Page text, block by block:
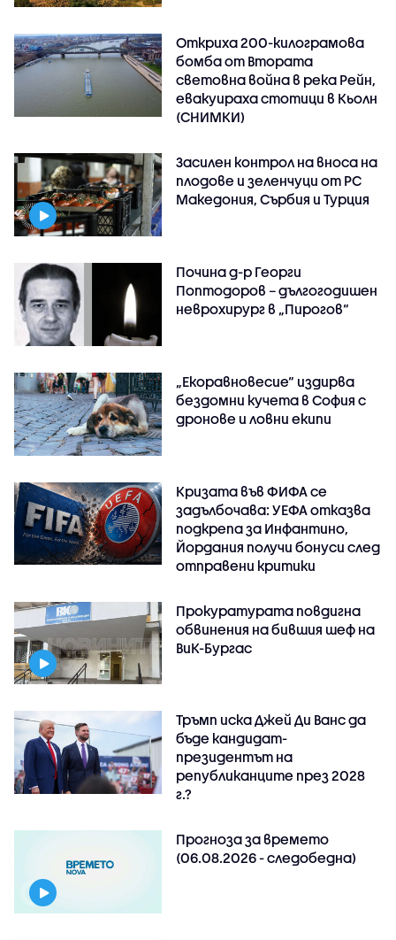
Откриха 200-килограмова
бомба от Втората
световна война в река Рейн,
евакуираха стотици в Кьолн
(СНИМКИ)
Засилен контрол на вноса на
плодове и зеленчуци от РС
Македония, Сърбия и Турция
Почина д-р Георги
Поптодоров – дългогодишен
неврохирург в „Пирогов“
„Екоравновесие“ издирва
бездомни кучета в София с
дронове и ловни екипи
Кризата във ФИФА се
задълбочава: УЕФА отказва
подкрепа за Инфантино,
Йордания получи бонуси след
отправени критики
Прокуратурата повдигна
обвинения на бившия шеф на
ВиК-Бургас
Тръмп иска Джей Ди Ванс да
бъде кандидат-
президентът на
републиканците през 2028
г.?
Прогноза за времето
(06.08.2026 - следобедна)